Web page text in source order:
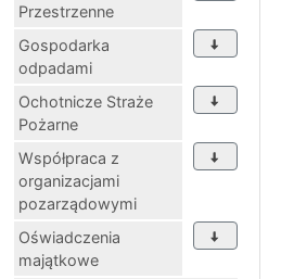
Przestrzenne
Gospodarka
odpadami
Ochotnicze Straże
Pożarne
Współpraca z
organizacjami
pozarządowymi
Oświadczenia
majątkowe